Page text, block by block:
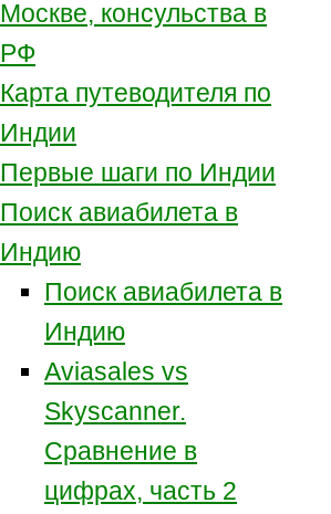
Москве, консульства в
РФ
Карта путеводителя по
Индии
Первые шаги по Индии
Поиск авиабилета в
Индию
Поиск авиабилета в
Индию
Aviasales vs
Skyscanner.
Сравнение в
цифрах, часть 2